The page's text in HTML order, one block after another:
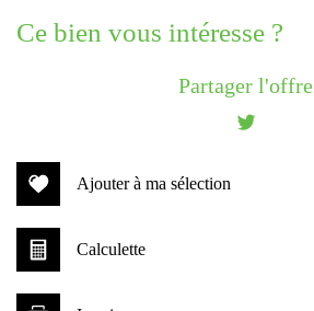
la ville de gruissan (11430)
ce bien vous intéresse ?
Partager l'offre
Ajouter à ma sélection
Calculette